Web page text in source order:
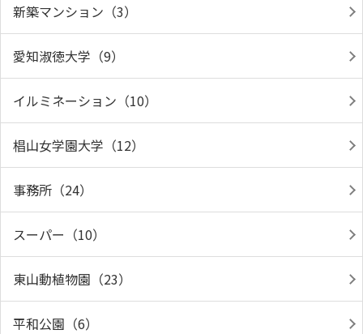
新築マンション（3）
愛知淑徳大学（9）
イルミネーション（10）
椙山女学園大学（12）
事務所（24）
スーパー（10）
東山動植物園（23）
平和公園（6）